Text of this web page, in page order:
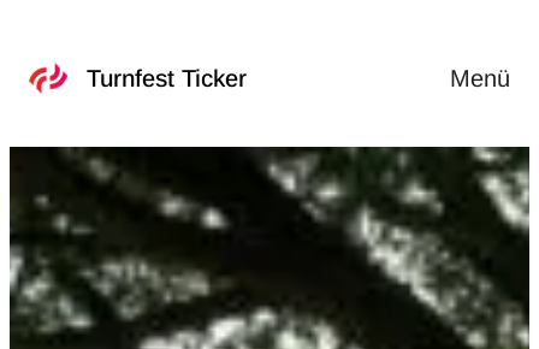
Turnfest Ticker Menü